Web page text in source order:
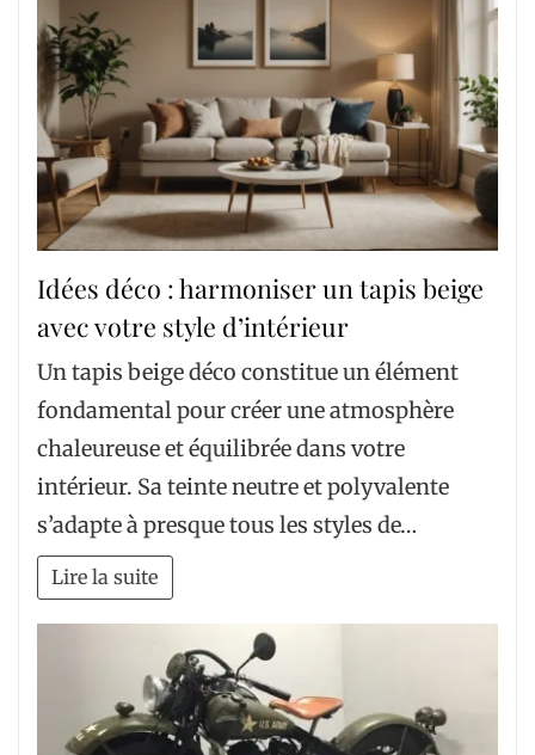
Idées déco : harmoniser un tapis beige
avec votre style d’intérieur
Un tapis beige déco constitue un élément
fondamental pour créer une atmosphère
chaleureuse et équilibrée dans votre
intérieur. Sa teinte neutre et polyvalente
s’adapte à presque tous les styles de…
Lire la suite